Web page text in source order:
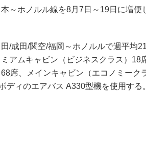
～ホノルル線を8月7日～19日に増便
/成田/関空/福岡～ホノルルで週平均
アムキャビン（ビジネスクラス）18
席、メインキャビン（エコノミーク
ディのエアバス A330型機を使用する。